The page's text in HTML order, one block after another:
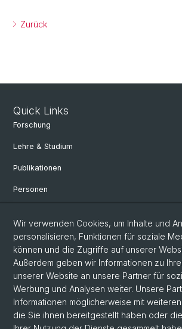
Zurück
Quick Links
Forschung
Lehre & Studium
Publikationen
Personen
Kontakt und Anfahrt
Departement Altertumswissenschaften
Departement Umweltwissenschaften
Social Media
Wir verwenden Cookies, um Inhalte und
personalisieren, Funktionen für soziale
können und die Zugriffe auf unserer
Außerdem geben wir Informationen zu
unserer Website an unsere Partner für
Werbung und Analysen weiter. Unsere
Informationen möglicherweise mit
die Sie ihnen bereitgestellt haben oder die